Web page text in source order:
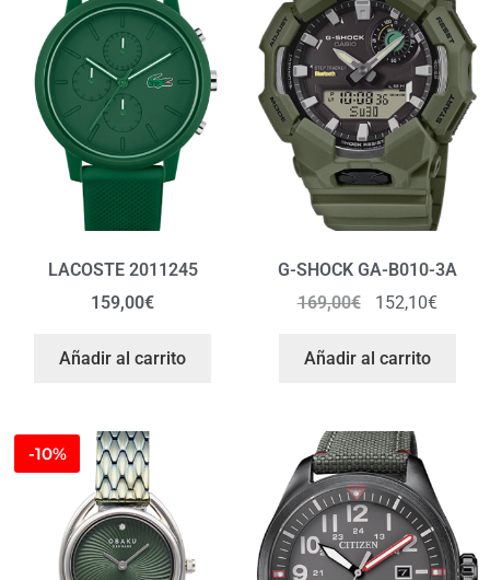
LACOSTE 2011245
159,00€
Añadir al carrito
G-SHOCK GA-B010-3A
169,00€ 152,10€
Añadir al carrito
-10%